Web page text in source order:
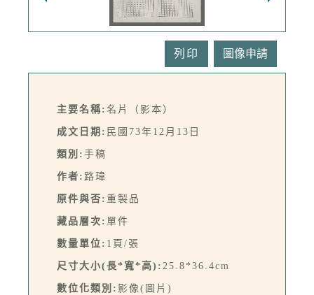
列印
主要名稱: 名片（影本）
成文日期: 民國73年12月13日
類別: 手稿
作者: 路瑋
原件與否: 重製品
藏品層次: 單件
數量單位: 1頁/張
尺寸大小(長*寬*高): 25.8*36.4cm
數位化類別: 影像(圖片)